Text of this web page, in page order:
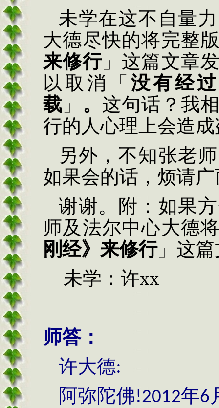
未学在这不自量
大德尽快的将完整
来修行」这篇文章
以取消「 没有经过
载 」 。 这句话？我
行的人心理上会造
另外，不知张老
如果会的话，烦请
谢谢。附：如果
师及法尔中心大德
刚经》来修行」这
未学：许xx
师答：
许大德:
阿弥陀佛!2012年6